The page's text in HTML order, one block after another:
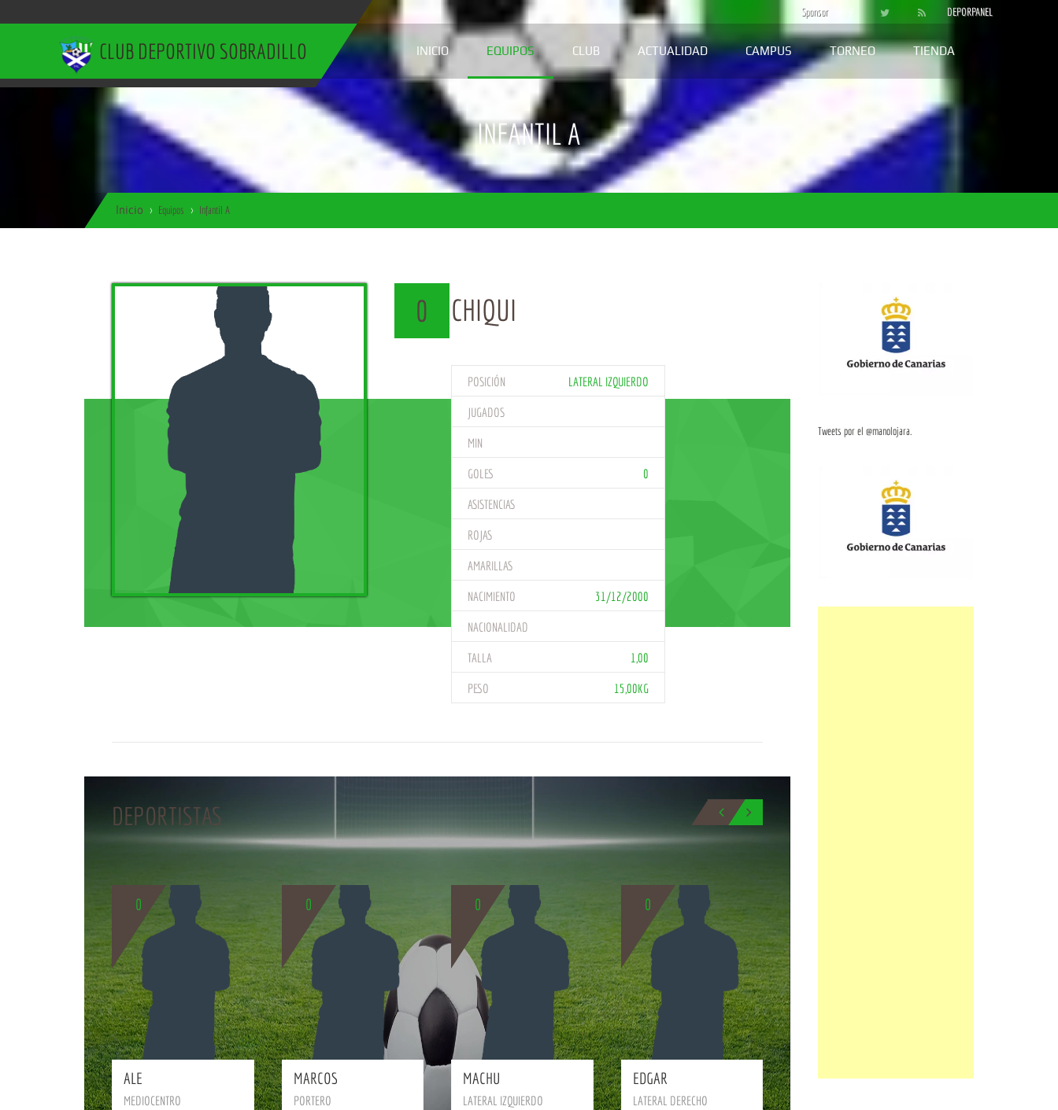
Sponsor DEPORPANEL
CLUB DEPORTIVO SOBRADILLO INICIO EQUIPOS CLUB ACTUALIDAD CAMPUS TORNEO TIENDA
INFANTIL A
Inicio Equipos Infantil A
0 CHIQUI
POSICIÓN LATERAL IZQUIERDO
JUGADOS
MIN
GOLES 0
ASISTENCIAS
ROJAS
AMARILLAS
NACIMIENTO 31/12/2000
NACIONALIDAD
TALLA 1,00
PESO 15,00KG
DEPORTISTAS
0
BIO
ALE
MEDIOCENTRO
0
MARCOS
PORTERO
0
BIO
MACHU
LATERAL IZQUIERDO
0
EDGAR
LATERAL DERECHO
JAVI
SERGIO
BIO
Tweets por el @manolojara.